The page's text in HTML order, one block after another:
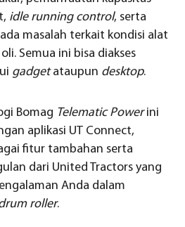
idle running control, serta
masalah terkait kondisi alat
Semua ini bisa diakses
gadgetataupun desktop.
Bomag Telematic Powerini
aplikasi UT Connect,
fitur tambahan serta
dari United Tractors yang
Anda dalam
roller.